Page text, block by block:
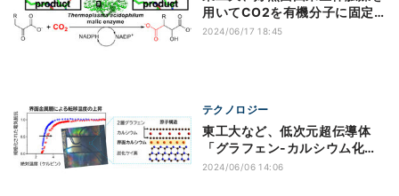
用いてCO2を有機分子に固定
する技術を開発
2024/06/17 18:45
テクノロジー
東工大など、低次元超伝導体
「グラフェン-カルシウム化合
物」の新事実を発見
2024/06/06 14:06